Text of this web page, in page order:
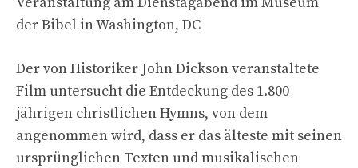
der Bibel in Washington, DC
Der von Historiker John Dickson veranstaltete
Film untersucht die Entdeckung des 1.800-
jährigen christlichen Hymns, von dem
angenommen wird, dass er das älteste mit seinen
ursprünglichen Texten und musikalischen